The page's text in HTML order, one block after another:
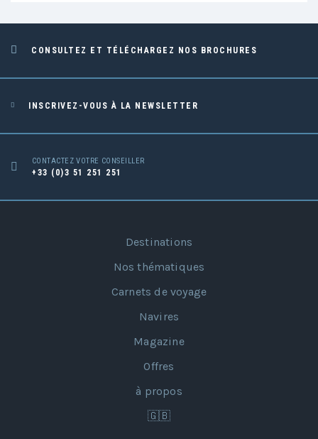
CONSULTEZ ET TÉLÉCHARGEZ NOS BROCHURES
INSCRIVEZ-VOUS À LA NEWSLETTER
CONTACTEZ VOTRE CONSEILLER
+33 (0)3 51 251 251
Destinations
Nos thématiques
Carnets de voyage
Navires
Magazine
Offres
à propos
🇬🇧